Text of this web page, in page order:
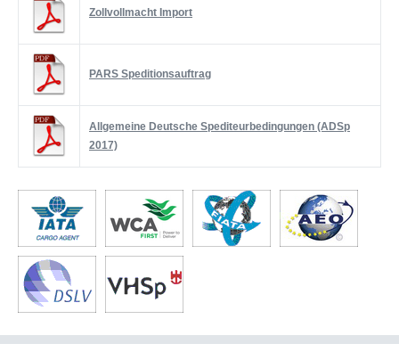
Zollvollmacht Import
PARS Speditionsauftrag
Allgemeine Deutsche Spediteurbedingungen (ADSp
2017)